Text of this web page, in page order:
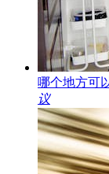
哪个地方可
议